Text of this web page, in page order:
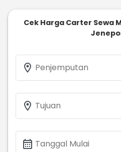
Cek Harga Carter Sewa
location_on Penjemputan
location_on Tujuan
calendar_month Tanggal Mulai